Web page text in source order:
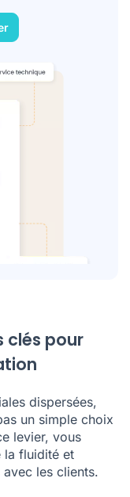
clés pour
dispersées,
un simple choix
levier, vous
la fluidité et
les clients.